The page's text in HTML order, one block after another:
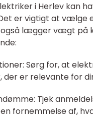
i Herlev kan
er vigtigt at vælge
lægger vægt på
Sørg for, at
der er relevante for
Tjek
fornemmelse af,